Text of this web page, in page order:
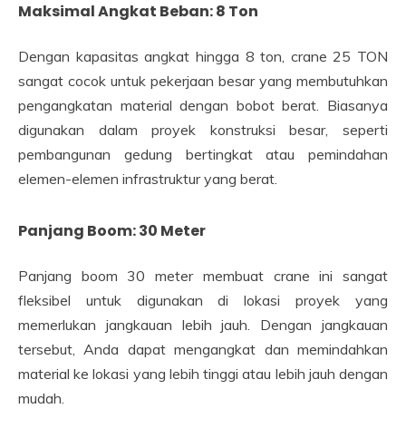
Maksimal Angkat Beban: 8 Ton
Dengan kapasitas angkat hingga 8 ton, crane 25 TON
sangat cocok untuk pekerjaan besar yang membutuhkan
pengangkatan material dengan bobot berat. Biasanya
digunakan dalam proyek konstruksi besar, seperti
pembangunan gedung bertingkat atau pemindahan
elemen-elemen infrastruktur yang berat.
Panjang Boom: 30 Meter
Panjang boom 30 meter membuat crane ini sangat
fleksibel untuk digunakan di lokasi proyek yang
memerlukan jangkauan lebih jauh. Dengan jangkauan
tersebut, Anda dapat mengangkat dan memindahkan
material ke lokasi yang lebih tinggi atau lebih jauh dengan
mudah.